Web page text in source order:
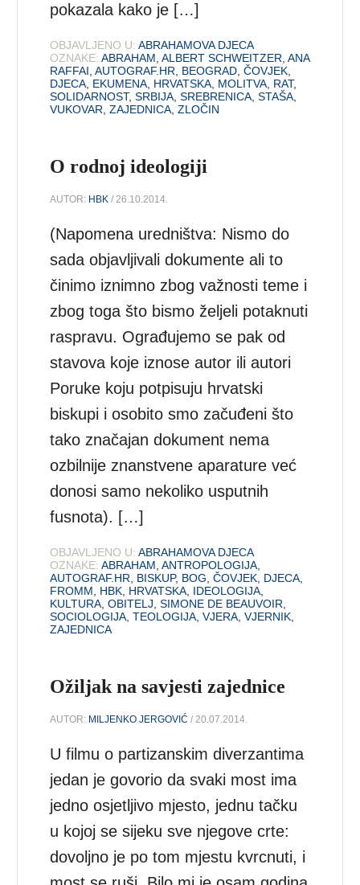
pokazala kako je […]
OBJAVLJENO U: ABRAHAMOVA DJECA
OZNAKE: ABRAHAM,ALBERT SCHWEITZER,ANA
RAFFAI,AUTOGRAF.HR, BEOGRAD,ČOVJEK,
DJECA, EKUMENA, HRVATSKA, MOLITVA, RAT,
SOLIDARNOST,SRBIJA,SREBRENICA,STAŠA,
VUKOVAR,ZAJEDNICA,ZLOČIN
O rodnoj ideologiji
AUTOR: HBK / 26.10.2014.
(Napomena uredništva: Nismo do
sada objavljivali dokumente ali to
činimo iznimno zbog važnosti teme i
zbog toga što bismo željeli potaknuti
raspravu. Ograđujemo se pak od
stavova koje iznose autor ili autori
Poruke koju potpisuju hrvatski
biskupi i osobito smo začuđeni što
tako značajan dokument nema
ozbilnije znanstvene aparature već
donosi samo nekoliko usputnih
fusnota). […]
OBJAVLJENO U: ABRAHAMOVA DJECA
OZNAKE: ABRAHAM ,ANTROPOLOGIJA
AUTOGRAF.HR
BISKUP, BOG ,ČOVJEK DJECA
FROMM
HBK HRVATSKA IDEOLOGIJA
KULTURA ,OBITELJ ,SIMONE DE BEAUVOIR
SOCIOLOGIJA ,TEOLOGIJA ,VJERA ,VJERNIK
ZAJEDNICA
Ožiljak na savjesti zajednice
AUTOR: MILJENKO JERGOVIĆ / 20.07.2014.
U filmu o partizanskim diverzantima
jedan je govorio da svaki most ima
jedno osjetljivo mjesto, jednu tačku
u kojoj se sijeku sve njegove crte:
dovoljno je po tom mjestu kvrcnuti, i